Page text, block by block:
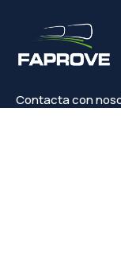
Contacta con